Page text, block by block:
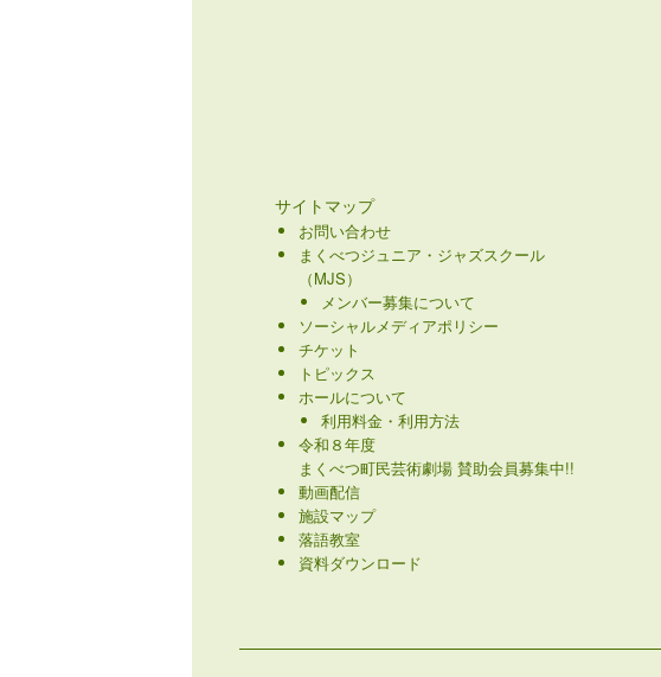
サイトマップ
お問い合わせ
まくべつジュニア・ジャズスクール
（MJS）
メンバー募集について
ソーシャルメディアポリシー
チケット
トピックス
ホールについて
利用料金・利用方法
令和８年度
まくべつ町民芸術劇場 賛助会員募集中!!
動画配信
施設マップ
落語教室
資料ダウンロード